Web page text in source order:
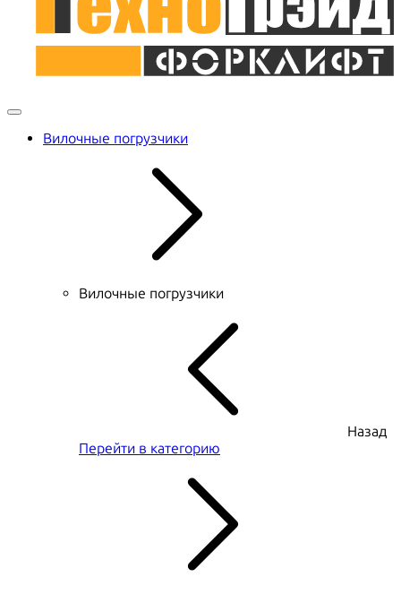
Вилочные погрузчики
Вилочные погрузчики
Назад
Перейти в категорию